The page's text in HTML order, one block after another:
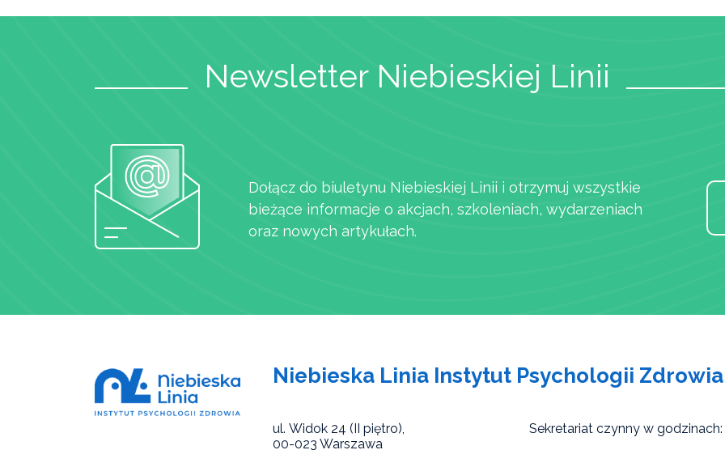
Newsletter Niebieskiej Linii
Dołącz do biuletynu Niebieskiej Linii i otrzymuj wszystkie
bieżące informacje o akcjach, szkoleniach, wydarzeniach
oraz nowych artykułach.
Niebieska Linia Instytut Psychologii Zdrowia
ul. Widok 24 (II piętro),
00-023 Warszawa
Sekretariat czynny w godzinach: